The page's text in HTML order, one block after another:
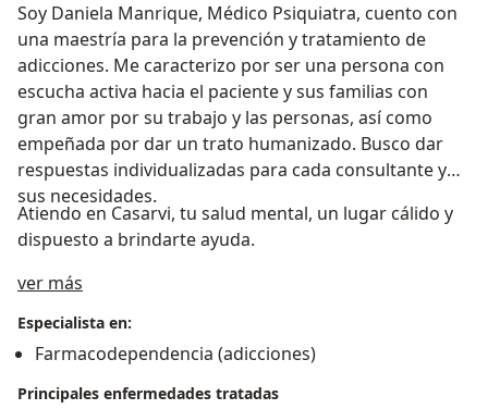
Soy Daniela Manrique, Médico Psiquiatra, cuento con
una maestría para la prevención y tratamiento de
adicciones. Me caracterizo por ser una persona con
escucha activa hacia el paciente y sus familias con
gran amor por su trabajo y las personas, así como
empeñada por dar un trato humanizado. Busco dar
respuestas individualizadas para cada consultante y
sus necesidades.
Atiendo en Casarvi, tu salud mental, un lugar cálido y
dispuesto a brindarte ayuda.
ver más
Especialista en:
Farmacodependencia (adicciones)
Principales enfermedades tratadas